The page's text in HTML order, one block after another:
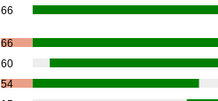
66
66
60
54